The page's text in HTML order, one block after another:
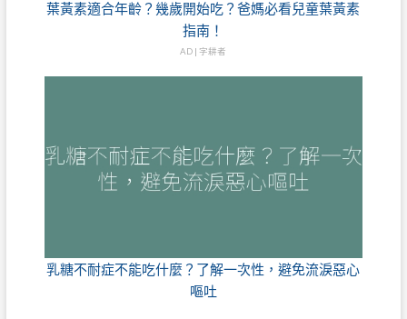
葉黃素適合年齡？幾歲開始吃？爸媽必看兒童葉黃素
指南！
AD | 字耕者
乳糖不耐症不能吃什麼？了解一次性，避免流淚惡心
嘔吐